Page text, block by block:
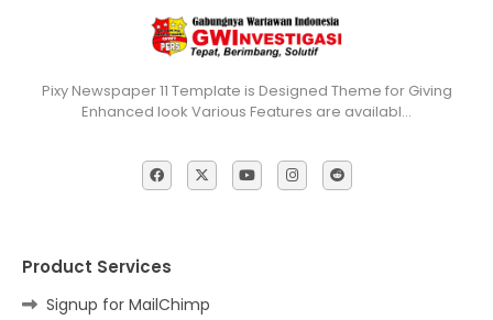
Pixy Newspaper 11 Template is Designed Theme for Giving
Enhanced look Various Features are availabl…
Product Services
Signup for MailChimp